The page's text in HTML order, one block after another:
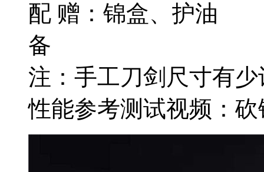
配 赠：锦盒、护油
备
注：手工刀剑尺寸有
性能参考测试视频：